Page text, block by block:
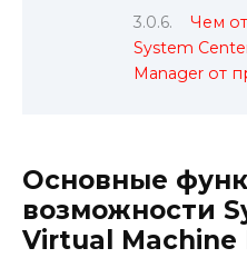
Чем
System
Manager от
Основные
возможности
Virtual Machine